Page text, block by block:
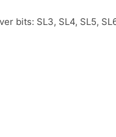
bits: SL3, SL4, SL5,